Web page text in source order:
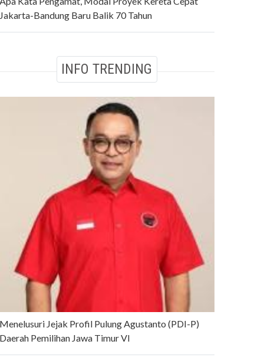
Bandung Baru Balik 70 Tahun
INFO TRENDING
Jejak Profil Pulung Agustanto (PDI-P)
Pemilihan Jawa Timur VI